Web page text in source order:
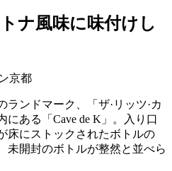
ナ風味に味付けし
ンドマーク、「ザ·リッツ·カ
ある「Cave de K」。入り口
床にストックされたボトルの
未開封のボトルが整然と並べら